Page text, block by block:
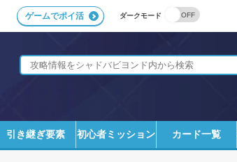
ダークモード
ゲームでポイ活
引き継ぎ要素 初心者ミッション カード一覧